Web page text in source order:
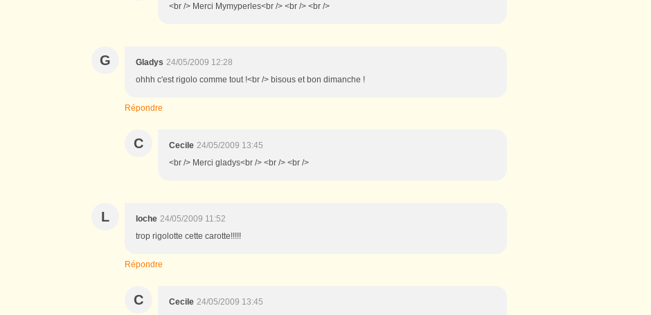
<br /> Merci Mymyperles<br /> <br /> <br />
G Gladys 24/05/2009 12:28
ohhh c'est rigolo comme tout !<br /> bisous et bon dimanche !
Répondre
C Cecile 24/05/2009 13:45
<br /> Merci gladys<br /> <br /> <br />
L loche 24/05/2009 11:52
trop rigolotte cette carotte!!!!!
Répondre
C Cecile 24/05/2009 13:45